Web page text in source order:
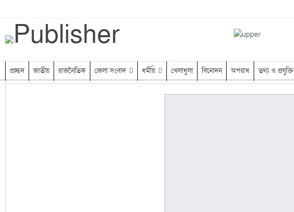
প্রচ্ছদ জাতীয় রাজনৈতিক জেলা সংবাদ ধর্মীয় খেলাধুলা বিনোদন অপরাধ তথ্য ও প্রযুক্তি